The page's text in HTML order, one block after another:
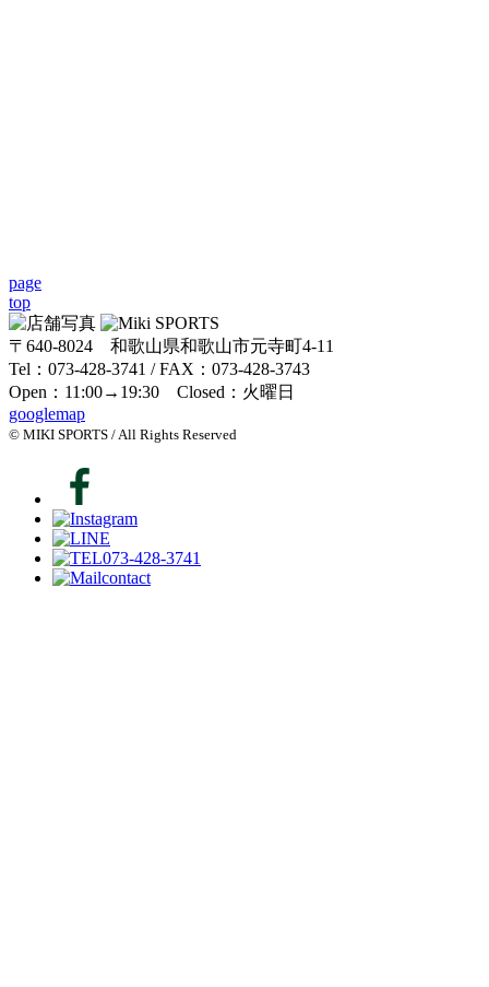
page
top
〒640-8024 和歌山県和歌山市元寺町4-11
Tel：073-428-3741 / FAX：073-428-3743
Open：11:00→19:30 Closed：火曜日
googlemap
© MIKI SPORTS / All Rights Reserved
073-428-3741
contact